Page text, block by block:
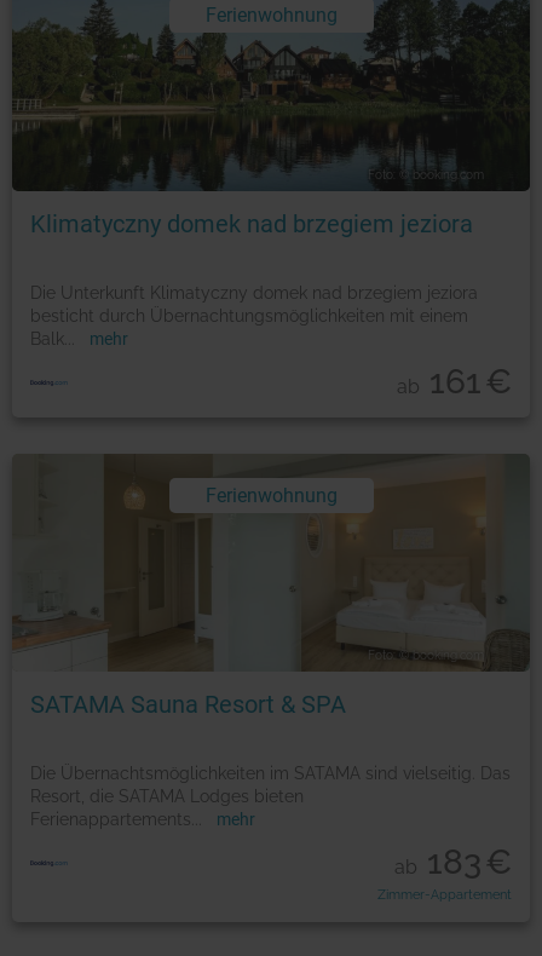
Ferienwohnung
Foto: © booking.com
Klimatyczny domek nad brzegiem jeziora
Die Unterkunft Klimatyczny domek nad brzegiem jeziora
besticht durch Übernachtungsmöglichkeiten mit einem
Balk
mehr
ab 161€
Ferienwohnung
Foto: © booking.com
SATAMA Sauna Resort & SPA
Die Übernachtsmöglichkeiten im SATAMA sind vielseitig. Das
Resort, die SATAMA Lodges bieten
Ferienappartements
mehr
ab 183€
Zimmer-Appartement